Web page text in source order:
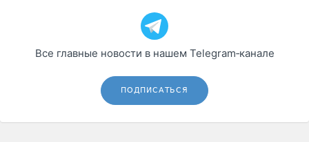
Все главные новости в нашем Telegram‑канале
ПОДПИСАТЬСЯ